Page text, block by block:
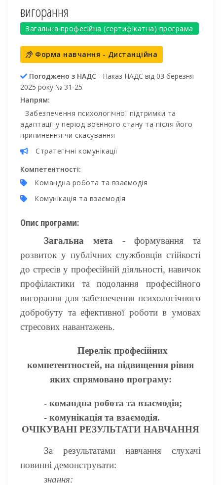
вигорання
Загальна професійна (сертифікатна) програма
Форма навчання - Дистанційна
Погоджено з НАДС - Наказ НАДС від 03 березня
2025 року № 31-25
Напрям:
Забезпечення психологічної підтримки та
адаптації у період воєнного стану та після його
припинення чи скасування
Стратегічні комунікації
Компетентності:
Командна робота та взаємодія
Комунікація та взаємодія
Опис програми:
Загальна мета - формування та
розвиток у публічних службовців стійкості
до стресів у професійній діяльності, навичок
профілактики та подолання професійного
вигорання для забезпечення психологічного
добробуту та ефективної роботи в умовах
стресових навантажень.
Перелік професійних
компетентностей, на підвищення рівня
яких спрямовано програму:
- командна робота та взаємодія;
- комунікація та взаємодія.
ОЧІКУВАНІ РЕЗУЛЬТАТИ НАВЧАННЯ
За результатами навчання слухачі
повинні демонструвати:
знання: